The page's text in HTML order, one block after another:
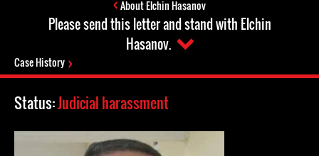
About Elchin Hasanov
Please send this letter and stand with Elchin
Hasanov.
Case History
Status:Judicial harassment